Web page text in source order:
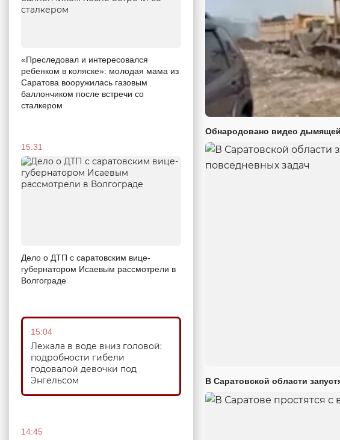
«Преследовал и интересовался
ребенком в коляске»: молодая мама из
Саратова вооружилась газовым
баллончиком после встречи со
сталкером
15:31
Дело о ДТП с саратовским вице-
губернатором Исаевым рассмотрели в
Волгограде
15:04
Лежала в воде вниз головой:
подробности гибели
годовалой девочки под
Энгельсом
14:45
Обнародовано видео
В Саратовской области